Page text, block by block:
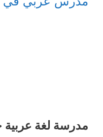
مدرسة لغة عربية